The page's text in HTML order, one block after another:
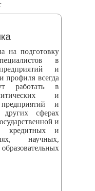
на подготовку
в
и
профиля всегда
работать в
и
и
сферах
и
кредитных и
научных,